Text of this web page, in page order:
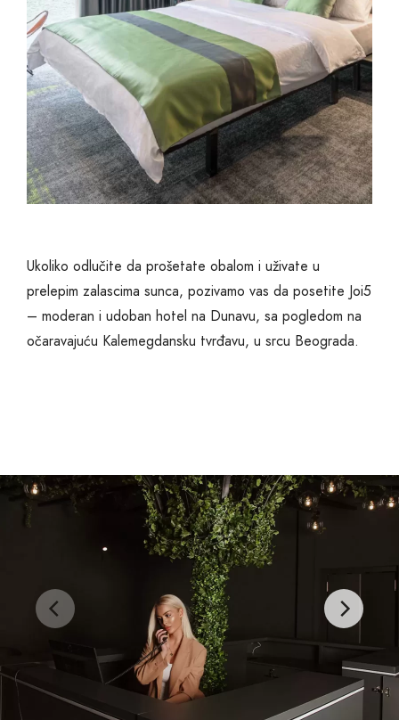
Ukoliko odlučite da prošetate obalom i uživate u
prelepim zalascima sunca, pozivamo vas da posetite Joi5
– moderan i udoban hotel na Dunavu, sa pogledom na
očaravajuću Kalemegdansku tvrđavu, u srcu Beograda.